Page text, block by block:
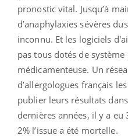
pronostic vital. Jusqu’à
d’anaphylaxies sévères
inconnu. Et les logiciels
pas tous dotés de
médicamenteuse. Un
d’allergologues français
publier leurs résultats
dernières années, il y a eu
2% l’issue a été mortelle.